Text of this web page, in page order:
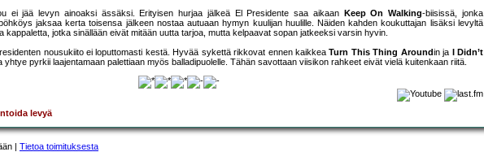
ei jää levyn ainoaksi ässäksi. Erityisen hurjaa jälkeä El Presidente saa aikaan
Keep On Walking-biisissä, jonka
jaksaa kerta toisensa jälkeen nostaa autuaan hymyn kuulijan huulille. Näiden kahden koukuttajan lisäksi levyltä
kappaletta, jotka sinällään eivät mitään uutta tarjoa, mutta kelpaavat sopan jatkeeksi varsin hyvin.
nousukiito ei loputtomasti kestä. Hyvää sykettä rikkovat ennen kaikkeaTurn This Thing Aroundin ja
I Didn’t
yhtye pyrkii laajentamaan palettiaan myös balladipuolelle. Tähän savottaan viisikon rahkeet eivät vielä kuitenkaan riitä.
levyä
| Tietoa toimituksesta